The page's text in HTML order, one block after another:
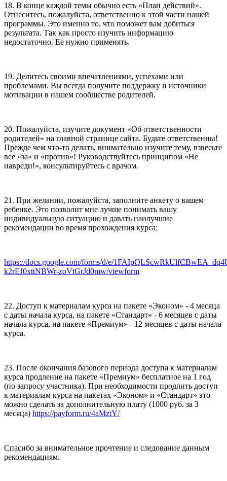
18. В конце каждой темы обычно есть «План действий».
Отнеситесь, пожалуйста, ответственно к этой части нашей
программы. Это именно то, что поможет вам добиться
результата. Так как просто изучить информацию
недостаточно. Ее нужно применять.
19. Делитесь своими впечатлениями, успехами или
проблемами. Вы всегда получите поддержку и источники
мотивации в нашем сообществе родителей.
20. Пожалуйста, изучите документ «Об ответственности
родителей» на главной странице сайта. Будьте ответственны!
Прежде чем что-то делать, внимательно изучите тему, взвесьте
все «за» и «против»! Руководствуйтесь принципом «Не
навреди!», консультируйтесь с врачом.
21. При желании, пожалуйста, заполните анкету о вашем
ребенке. Это позволит мне лучше понимать вашу
индивидуальную ситуацию и давать наилучшие
рекомендации во время прохождения курса:
https://docs.google.com/forms/d/e/
k2rEJ0xttNBWr-zoVtGrJd0mw/viewform
22. Доступ к материалам курса на пакете «Эконом» - 4 месяца
с даты начала курса, на пакете «Стандарт» - 6 месяцев с даты
начала курса, на пакете «Премиум» - 12 месяцев с даты начала
курса.
23. После окончания базового периода доступа к материалам
курса продление на пакете «Премиум» бесплатное на 1 год
(по запросу участника). При необходимости продлить доступ
к материалам курса на пакетах «Эконом» и «Стандарт» это
можно сделать за дополнительную плату (1000 руб. за 3
месяца) https://payform.ru/4aMztY/
Спасибо за внимательное прочтение и следование данным
рекомендациям.